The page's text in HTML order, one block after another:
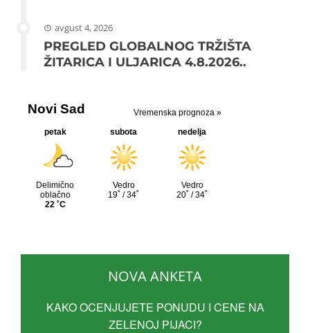
avgust 4, 2026
PREGLED GLOBALNOG TRŽIŠTA
ŽITARICA I ULJARICA 4.8.2026..
NOVA ANKETA
KAKO OCENJUJETE PONUDU I CENE NA
ZELENOJ PIJACI?